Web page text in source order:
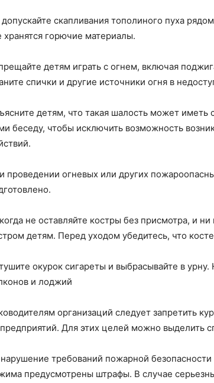
скапливания тополиного пуха
хранятся горючие материалы.
детям играть с огнем, включая
спички и другие источники огня в
детям, что такая шалость может иметь
беседу, чтобы исключить возможность
проведении огневых или других
не оставляйте костры без присмотра, и
детям. Перед уходом убедитесь, что
окурок сигареты и выбрасывайте в
и лоджий
организаций следует запретить
Для этих целей можно выделить
требований пожарной
предусмотрены штрафы. В случае